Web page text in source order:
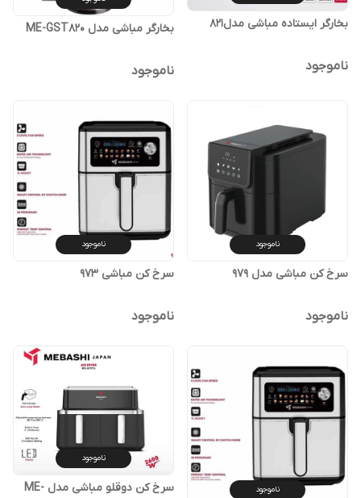
بخارگر ایستاده مباشی مدل۸۲۱
ناموجود
بخارگر مباشی مدل ME-GST820
ناموجود
ناموجود
سرخ کن مباشی مدل 979
ناموجود
ناموجود
سرخ کن مباشی ٩٧٣
ناموجود
ناموجود
ناموجود
سرخ کن دوقلو مباشی مدل ME-